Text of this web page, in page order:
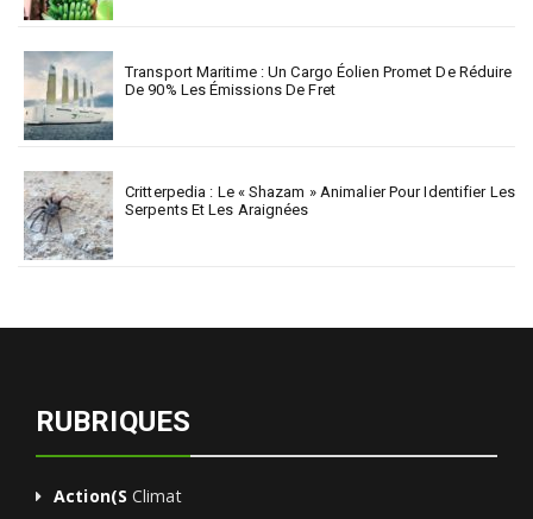
Transport Maritime : Un Cargo Éolien Promet De Réduire
De 90% Les Émissions De Fret
Critterpedia : Le « Shazam » Animalier Pour Identifier Les
Serpents Et Les Araignées
RUBRIQUES
Action(s Climat